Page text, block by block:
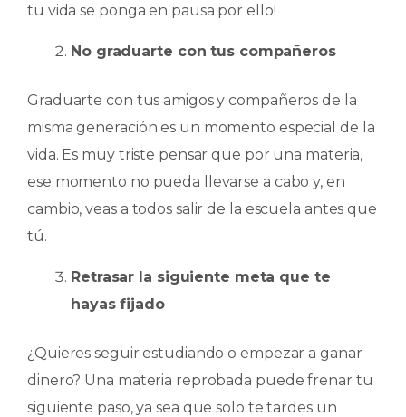
tu vida se ponga en pausa por ello!
No graduarte con tus compañeros
Graduarte con tus amigos y compañeros de la
misma generación es un momento especial de la
vida. Es muy triste pensar que por una materia,
ese momento no pueda llevarse a cabo y, en
cambio, veas a todos salir de la escuela antes que
tú.
Retrasar la siguiente meta que te
hayas fijado
¿Quieres seguir estudiando o empezar a ganar
dinero? Una materia reprobada puede frenar tu
siguiente paso, ya sea que solo te tardes un